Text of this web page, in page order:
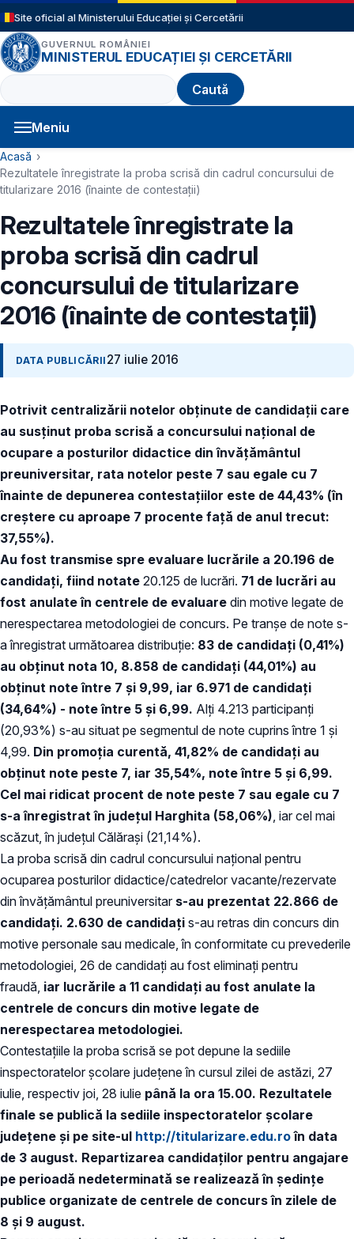
Sari la conținutul principal
Site oficial al Ministerului Educației și Cercetării
GUVERNUL ROMÂNIEI
MINISTERUL EDUCAȚIEI ȘI CERCETĂRII
Caută
Meniu
Navigație principală
Cale de navigare
Acasă
Rezultatele înregistrate la proba scrisă din cadrul concursului de
titularizare 2016 (înainte de contestaţii)
Rezultatele înregistrate la
proba scrisă din cadrul
concursului de titularizare
2016 (înainte de contestaţii)
DATA PUBLICĂRII 27 iulie 2016
Potrivit centralizării notelor obţinute de candidaţii care
au susţinut proba scrisă a concursului naţional de
ocupare a posturilor didactice din învăţământul
preuniversitar, rata notelor peste 7 sau egale cu 7
înainte de depunerea contestaţiilor este de 44,43% (în
creştere cu aproape 7 procente faţă de anul trecut:
37,55%).
Au fost transmise spre evaluare lucrările a 20.196 de
candidaţi, fiind notate 20.125 de lucrări. 71 de lucrări au
fost anulate în centrele de evaluare din motive legate de
nerespectarea metodologiei de concurs. Pe tranşe de note s-
a înregistrat următoarea distribuţie: 83 de candidaţi (0,41%)
au obţinut nota 10, 8.858 de candidaţi (44,01%) au
obţinut note între 7 şi 9,99, iar 6.971 de candidaţi
(34,64%) - note între 5 şi 6,99. Alţi 4.213 participanţi
(20,93%) s-au situat pe segmentul de note cuprins între 1 şi
4,99. Din promoţia curentă, 41,82% de candidaţi au
obţinut note peste 7, iar 35,54%, note între 5 şi 6,99.
Cel mai ridicat procent de note peste 7 sau egale cu 7
s-a înregistrat în judeţul Harghita (58,06%) , iar cel mai
scăzut, în judeţul Călăraşi (21,14%).
La proba scrisă din cadrul concursului naţional pentru
ocuparea posturilor didactice/catedrelor vacante/rezervate
din învăţământul preuniversitar s-au prezentat 22.866 de
candidaţi. 2.630 de candidaţi s-au retras din concurs din
motive personale sau medicale, în conformitate cu prevederile
metodologiei, 26 de candidaţi au fost eliminaţi pentru
fraudă, iar lucrările a 11 candidaţi au fost anulate la
centrele de concurs din motive legate de
nerespectarea metodologiei.
Contestaţiile la proba scrisă se pot depune la sediile
inspectoratelor şcolare judeţene în cursul zilei de astăzi, 27
iulie, respectiv joi, 28 iulie până la ora 15.00. Rezultatele
finale se publică la sediile inspectoratelor şcolare
judeţene şi pe site-ul http://titularizare.edu.roîn data
de 3 august. Repartizarea candidaţilor pentru angajare
pe perioadă nedeterminată se realizează în şedinţe
publice organizate de centrele de concurs în zilele de
8 şi 9 august.